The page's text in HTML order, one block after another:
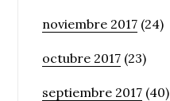
noviembre 2017 (24)
octubre 2017 (23)
septiembre 2017 (40)